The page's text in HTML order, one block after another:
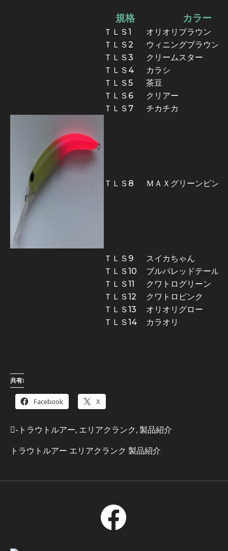
規格 カラー
ＴＬＳ1
オリオリブラウン
ＴＬＳ2
ウィニングブラウン
ＴＬＳ3
クリームスター
ＴＬＳ4
カラシ
ＴＬＳ5
茶豆
ＴＬＳ6
クリアー
ＴＬＳ7
チカチカ
ＴＬＳ8 ＭＡＸグリーンピンク
ＴＬＳ9
スイカちゃん
ＴＬＳ10
ブルパレッドテール
ＴＬＳ11
クワトログリーン
ＴＬＳ12
クワトロピンク
ＴＬＳ13
オリオリグロー
ＴＬＳ14
カラオリ
共有:
Facebook X
- トラウトルアー, エリアクランク , 製品紹介
トラウトルアー エリアクランク 製品紹介